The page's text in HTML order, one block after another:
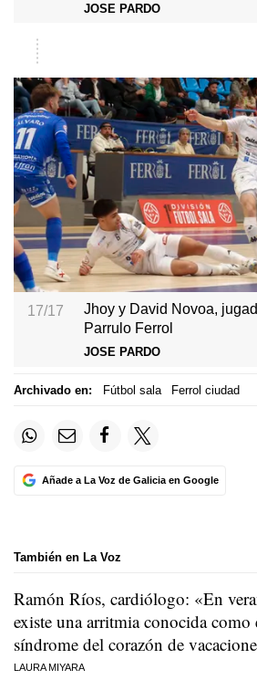
JOSE PARDO
17/17
Jhoy y David Novoa,
Parrulo Ferrol
JOSE PARDO
Archivado en: Fútbol sala Ferrol ciudad
Añade a La Voz de Galicia en Google
También en La Voz
Ramón Ríos, cardiólogo: «En
existe una arritmia conocida como
síndrome del corazón de
LAURA MIYARA